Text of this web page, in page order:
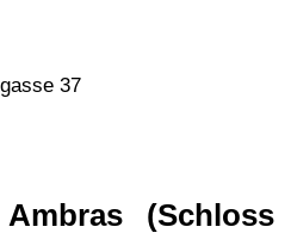
37
(Schloss